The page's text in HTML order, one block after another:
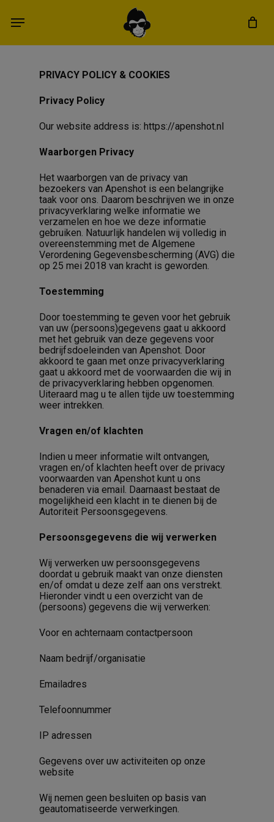
main
Menu
PRIVACY POLICY & COOKIES
Privacy Policy
Our website address is: https://apenshot.nl
Waarborgen Privacy
Het waarborgen van de privacy van
bezoekers van Apenshot is een belangrijke
taak voor ons. Daarom beschrijven we in onze
privacyverklaring welke informatie we
verzamelen en hoe we deze informatie
gebruiken. Natuurlijk handelen wij volledig in
overeenstemming met de Algemene
Verordening Gegevensbescherming (AVG) die
op 25 mei 2018 van kracht is geworden.
Toestemming
Door toestemming te geven voor het gebruik
van uw (persoons)gegevens gaat u akkoord
met het gebruik van deze gegevens voor
bedrijfsdoeleinden van Apenshot. Door
akkoord te gaan met onze privacyverklaring
gaat u akkoord met de voorwaarden die wij in
de privacyverklaring hebben opgenomen.
Uiteraard mag u te allen tijde uw toestemming
weer intrekken.
Vragen en/of klachten
Indien u meer informatie wilt ontvangen,
vragen en/of klachten heeft over de privacy
voorwaarden van Apenshot kunt u ons
benaderen via email. Daarnaast bestaat de
mogelijkheid een klacht in te dienen bij de
Autoriteit Persoonsgegevens.
Persoonsgegevens die wij verwerken
Wij verwerken uw persoonsgegevens
doordat u gebruik maakt van onze diensten
en/of omdat u deze zelf aan ons verstrekt.
Hieronder vindt u een overzicht van de
(persoons) gegevens die wij verwerken:
Voor en achternaam contactpersoon
Naam bedrijf/organisatie
Emailadres
Telefoonnummer
IP adressen
Gegevens over uw activiteiten op onze
website
Wij nemen geen besluiten op basis van
geautomatiseerde verwerkingen.